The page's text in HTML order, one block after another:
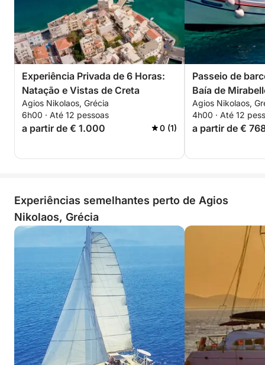
Experiência Privada de 6 Horas:
Natação e Vistas de Creta
Agios Nikolaos, Grécia
6h00 · Até 12 pessoas
a partir de € 1.000 0 (1)
Passeio de
Baía de
Agios Nikolaos,
4h00 · Até 12
a partir de €
Experiências semelhantes perto de Agios
Nikolaos, Grécia